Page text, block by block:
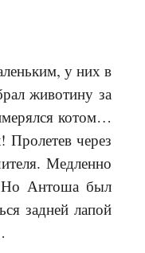
у них в
животину за
котом…
через
Медленно
Но Антоша был
задней лапой